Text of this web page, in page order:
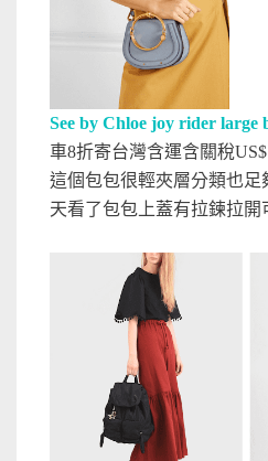
See by Chloe joy rider large
車8折寄台灣含運含關稅US$
這個包包很輕夾層分類也
天看了包包上蓋有拉鍊拉